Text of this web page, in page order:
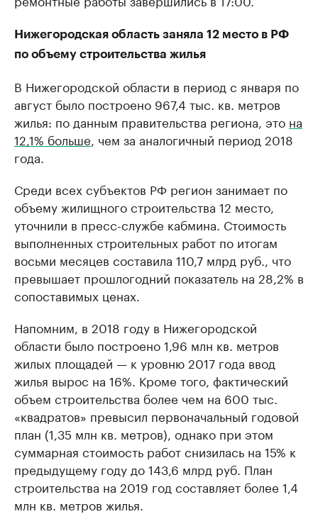
Нижегородская область заняла 12 место в РФ
по объему строительства жилья
В Нижегородской области в период с января по
август было построено 967,4 тыс. кв. метров
жилья: по данным правительства региона, это на
12,1% больше , чем за аналогичный период 2018
года.
Среди всех субъектов РФ регион занимает по
объему жилищного строительства 12 место,
уточнили в пресс-службе кабмина. Стоимость
выполненных строительных работ по итогам
восьми месяцев составила 110,7 млрд руб., что
превышает прошлогодний показатель на 28,2% в
сопоставимых ценах.
Напомним, в 2018 году в Нижегородской
области было построено 1,96 млн кв. метров
жилых площадей — к уровню 2017 года ввод
жилья вырос на 16%. Кроме того, фактический
объем строительства более чем на 600 тыс.
«квадратов» превысил первоначальный годовой
план (1,35 млн кв. метров), однако при этом
суммарная стоимость работ снизилась на 15% к
предыдущему году до 143,6 млрд руб. План
строительства на 2019 год составляет более 1,4
млн кв. метров жилья.